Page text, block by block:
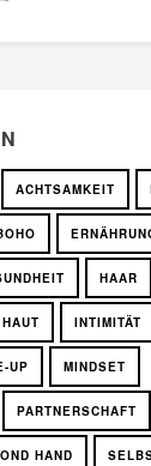
ACHTSAMKEIT
HAAR
HAUT INTIMITÄT
UP MINDSET
PARTNERSCHAFT
HAND